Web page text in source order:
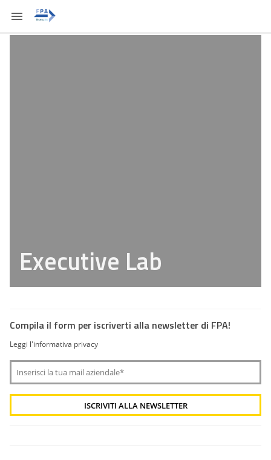
Executive Lab
Compila il form per iscriverti alla newsletter di FPA!
Leggi l'informativa privacy